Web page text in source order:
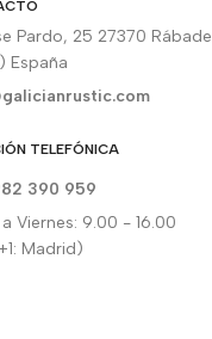
Pardo, 25 27370 Rábade
España
TELEFÓNICA
390 959
a Viernes: 9.00 - 16.00
Madrid)